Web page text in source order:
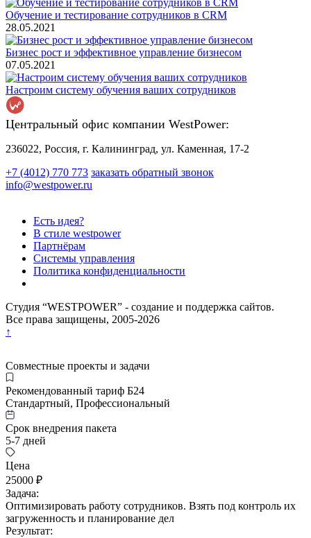
Обучение и тестирование сотрудников в CRM
28.05.2021
Бизнес рост и эффективное управление бизнесом
07.05.2021
Настроим систему обучения ваших сотрудников
Центральный офис компании WestPower:
236022, Россия, г. Калининград, ул. Каменная, 17-2
+7 (4012) 770 773 заказать обратный звонок
info@westpower.ru
Есть идея?
В стиле westpower
Партнёрам
Системы управления
Политика конфиденциальности
Студия “WESTPOWER” - создание и поддержка сайтов.
Все права защищены, 2005-2026
↑
Совместные проекты и задачи
Рекомендованный тариф Б24
Стандартный, Профессиональный
Срок внедрения пакета
5-7 дней
Цена
25000 ₽
Задача:
Оптимизировать работу сотрудников. Взять под контроль их
загруженность и планирование дел
Результат: